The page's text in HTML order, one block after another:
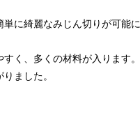
に綺麗なみじん切りが可能に
く、多くの材料が入ります。
ました。